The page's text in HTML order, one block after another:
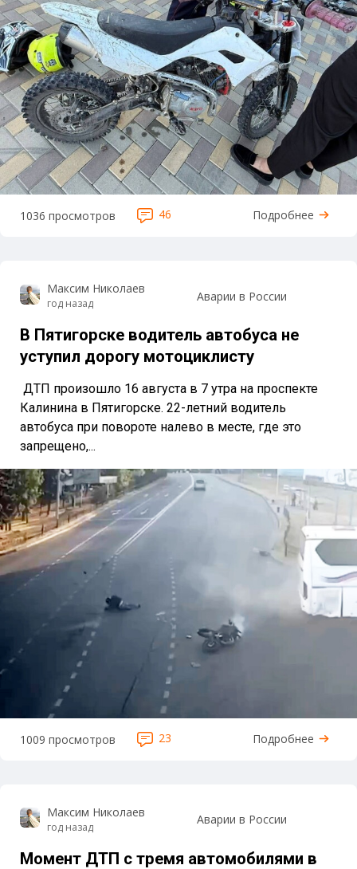
1036 просмотров 46 Подробнее
Максим Николаев
год назад Аварии в России
В Пятигорске водитель автобуса не
уступил дорогу мотоциклисту
ДТП произошло 16 августа в 7 утра на проспекте
Калинина в Пятигорске. 22-летний водитель
автобуса при повороте налево в месте, где это
запрещено,...
1009 просмотров 23 Подробнее
Максим Николаев
год назад Аварии в России
Момент ДТП с тремя автомобилями в